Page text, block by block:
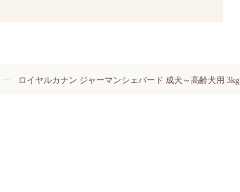
ロイヤルカナン ジャーマンシェパード 成犬～高齢犬用 3kg